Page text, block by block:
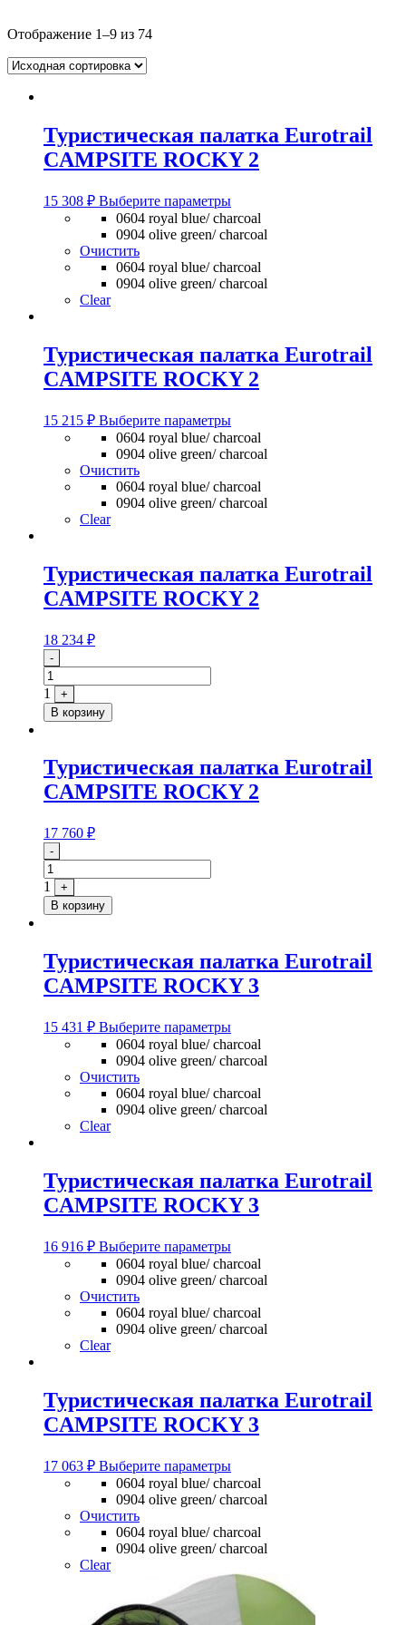
Отображение 1–9 из 74
Туристическая палатка Eurotrail
CAMPSITE ROCKY 2
15 308 ₽ Выберите параметрыЭтот
товар
имеет
вариаций.
Опции
странице
товара.
0604 royal blue/ charcoal
0904 olive green/ charcoal
Очистить
0604 royal blue/ charcoal
0904 olive green/ charcoal
Clear
Туристическая палатка Eurotrail
CAMPSITE ROCKY 2
15 215 ₽ Выберите параметрыЭтот
товар
имеет
вариаций.
Опции
странице
товара.
0604 royal blue/ charcoal
0904 olive green/ charcoal
Очистить
0604 royal blue/ charcoal
0904 olive green/ charcoal
Clear
Туристическая палатка Eurotrail
CAMPSITE ROCKY 2
18 234 ₽
Quantity
-
1
+
В корзину
Туристическая палатка Eurotrail
CAMPSITE ROCKY 2
17 760 ₽
Quantity
-
1
+
В корзину
Туристическая палатка Eurotrail
CAMPSITE ROCKY 3
15 431 ₽ Выберите параметрыЭтот
товар
имеет
вариаций.
Опции
странице
товара.
0604 royal blue/ charcoal
0904 olive green/ charcoal
Очистить
0604 royal blue/ charcoal
0904 olive green/ charcoal
Clear
Туристическая палатка Eurotrail
CAMPSITE ROCKY 3
16 916 ₽ Выберите параметрыЭтот
товар
имеет
вариаций.
Опции
странице
товара.
0604 royal blue/ charcoal
0904 olive green/ charcoal
Очистить
0604 royal blue/ charcoal
0904 olive green/ charcoal
Clear
Туристическая палатка Eurotrail
CAMPSITE ROCKY 3
17 063 ₽ Выберите параметрыЭтот
товар
имеет
вариаций.
Опции
выбрать
на
странице
0604 royal blue/ charcoal
0904 olive green/ charcoal
Очистить
0604 royal blue/ charcoal
0904 olive green/ charcoal
Clear